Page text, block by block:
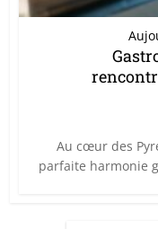
Au cœur des
parfaite harmonie